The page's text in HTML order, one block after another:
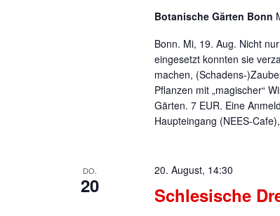
Botanische Gärten Bonn
Bonn. Mi, 19. Aug. Nicht
eingesetzt konnten sie
machen, (Schadens-
Pflanzen mit „magischer“
Gärten. 7 EUR. Eine
Haupteingang (NEES-
DO.
20 Schlesische
20. August, 14:30